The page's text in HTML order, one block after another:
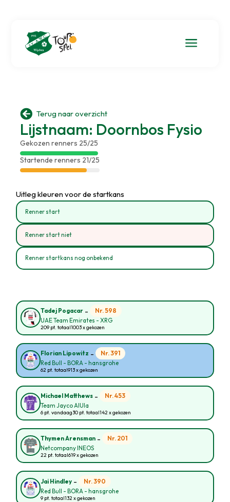
a
 Terug naar overzicht
Lijstnaam: Doornbos Fysio
Gekozen renners 25/25
Startende renners 21/25
Uitleg kleuren voor de startkans
Renner start
Renner start niet
Renner startkans nog onbekend
Tadej Pogacar - Nr. 598
UAE Team Emirates - XRG
209 pt. totaal1003 x gekozen
Florian Lipowitz - Nr. 391
Red Bull - BORA - hansgrohe
62 pt. totaal913 x gekozen
Michael Matthews - Nr. 453
Team Jayco AlUla
6 pt. vandaag30 pt. totaal142 x gekozen
Thymen Arensman - Nr. 201
Netcompany INEOS
22 pt. totaal619 x gekozen
Jai Hindley - Nr. 390
Red Bull - BORA - hansgrohe
9 pt. totaal132 x gekozen